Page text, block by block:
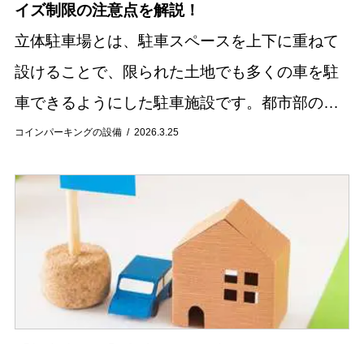
コインパーキングの設備 2026.3.25
イズ制限の注意点を解説！
立体駐車場とは、駐車スペースを上下に重ねて
設けることで、限られた土地でも多くの車を駐
車できるようにした駐車施設です。都市部のマ
ンションや商業施設では一般的に見られる設備
人も多いの...